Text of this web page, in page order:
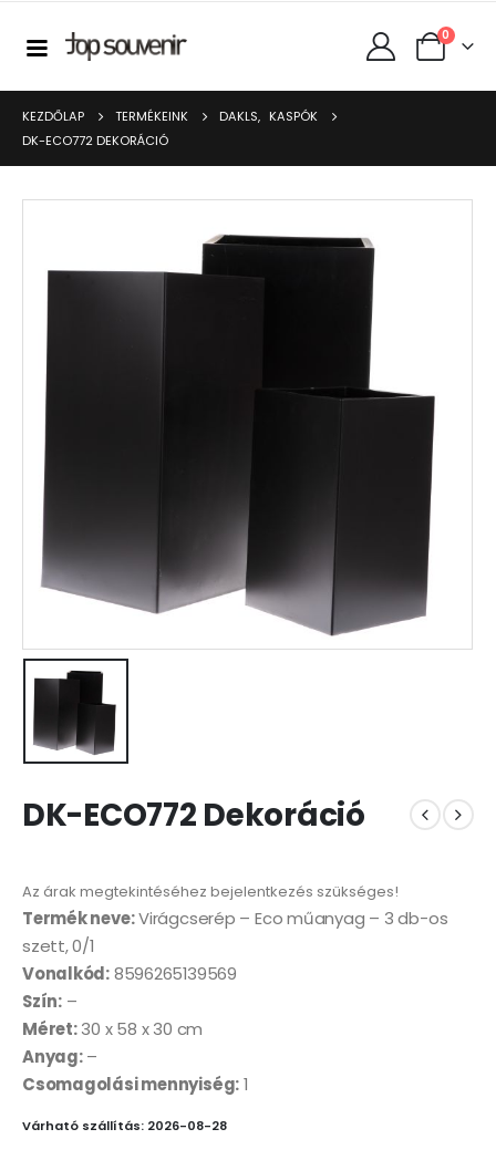
0
KEZDŐLAP TERMÉKEINK DAKLS, KASPÓK
DK-ECO772 DEKORÁCIÓ
DK-ECO772 Dekoráció
Az árak megtekintéséhez bejelentkezés szükséges!
Termék neve:Virágcserép – Eco műanyag – 3 db-os
szett, 0/1
Vonalkód:8596265139569
Szín:–
Méret:30 x 58 x 30 cm
Anyag:–
Csomagolási mennyiség:1
Várható szállítás: 2026-08-28